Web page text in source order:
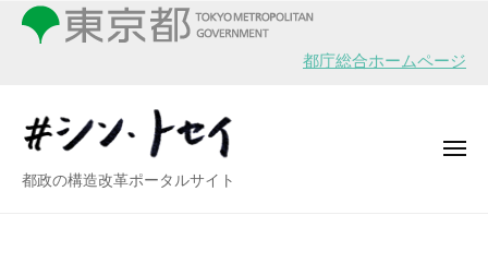
都庁総合ホームページ
シ
都政の構造改革ポータルサイト
メ
ン
イ